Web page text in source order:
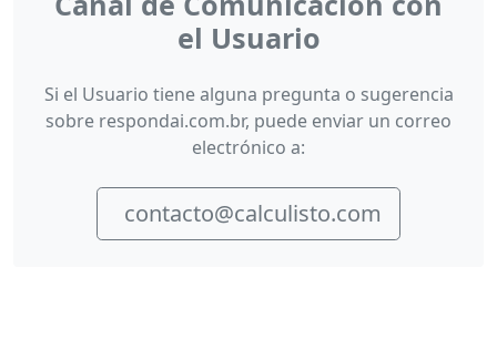
el Usuario
Si el Usuario tiene alguna pregunta o sugerencia
sobre respondai.com.br, puede enviar un correo
electrónico a:
contacto@calculisto.com